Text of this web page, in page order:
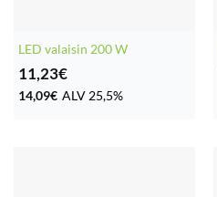
LED valaisin 200 W
11,23€
14,09€ ALV 25,5%